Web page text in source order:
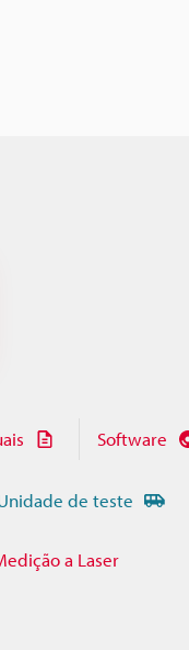
Software
de teste
a Laser